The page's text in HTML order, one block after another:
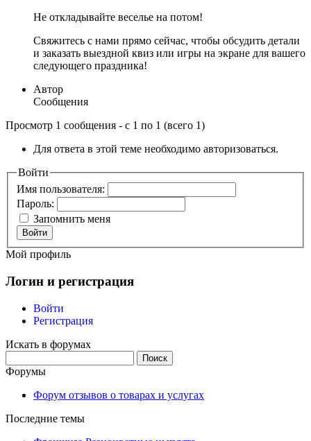
Не откладывайте веселье на потом!
Свяжитесь с нами прямо сейчас, чтобы обсудить детали
и заказать выездной квиз или игры на экране для вашего
следующего праздника!
Автор
Сообщения
Просмотр 1 сообщения - с 1 по 1 (всего 1)
Для ответа в этой теме необходимо авторизоваться.
Войти
Имя пользователя:
Пароль:
Запомнить меня
Войти
Мой профиль
Логин и регистрация
Войти
Регистрация
Искать в форумах
Форумы
Форум отзывов о товарах и услугах
Последние темы